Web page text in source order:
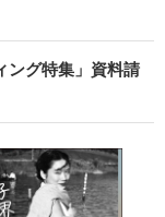
ング特集」資料請